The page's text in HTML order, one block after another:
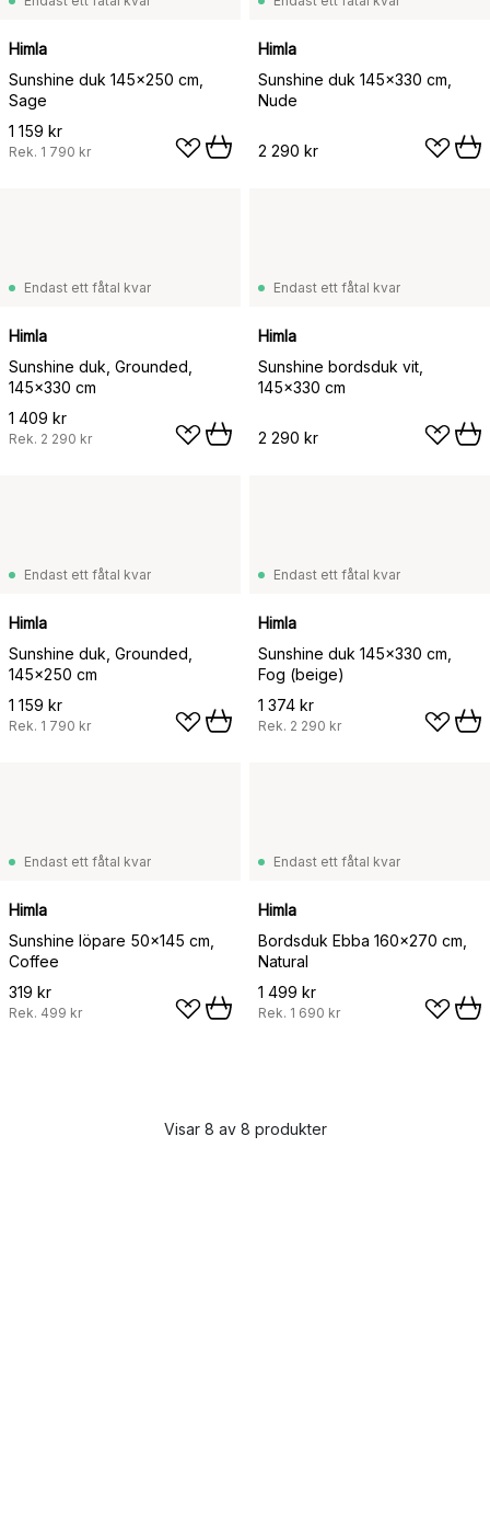
Himla
Sunshine duk 145x250 cm,
Sage
1 159 kr
Rek. 1 790 kr
Himla
Sunshine duk 145x330 cm,
Nude
2 290 kr
Endast ett fåtal kvar
Himla
Sunshine duk, Grounded,
145x330 cm
1 409 kr
Rek. 2 290 kr
Endast ett fåtal kvar
Himla
Sunshine bordsduk vit,
145x330 cm
2 290 kr
Endast ett fåtal kvar
Himla
Sunshine duk, Grounded,
145x250 cm
1 159 kr
Rek. 1 790 kr
Endast ett fåtal kvar
Himla
Sunshine duk 145x330 cm,
Fog (beige)
1 374 kr
Rek. 2 290 kr
Endast ett fåtal kvar
Himla
Sunshine löpare 50x145 cm,
Coffee
319 kr
Rek. 499 kr
Endast ett fåtal kvar
Himla
Bordsduk Ebba 160x270 cm,
Natural
1 499 kr
Rek. 1 690 kr
Visar 8 av 8 produkter